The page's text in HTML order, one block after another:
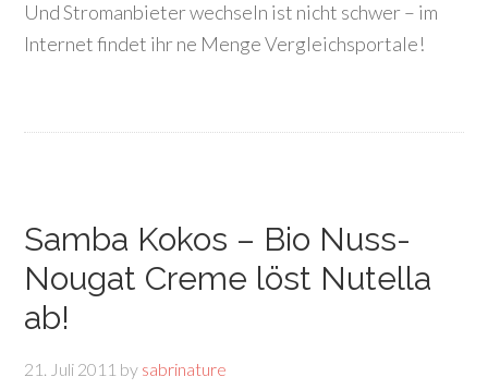
Und Stromanbieter wechseln ist nicht schwer – im
Internet findet ihr ne Menge Vergleichsportale!
Samba Kokos – Bio Nuss-
Nougat Creme löst Nutella
ab!
21. Juli 2011 by sabrinature